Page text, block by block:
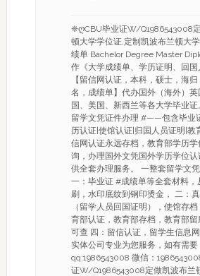
❈ღCBU毕业证W/Q1986543008
顿大学学位证,定制凯波布兰顿大
绩单 Bachelor Degree Master
作《大学成绩单、学历证明、回国
【留信网认证，本科，硕士，海
名，成绩单】代办国外（海外）英
国、美国、新西兰等各大学毕业
留学文凭证件办理 #——包含毕业
历认证|使馆认证|归国人员证明|教
信网认证永远存档，教育部学历学
询，办理国外文凭国外学历学位
供全套办理服务。 一整套留学文凭
一：毕业证 #成绩单等全套材料，
刷，水印底纹到钢印烫金， 二：
（留学人员回国证明），使馆存
育部认证，教育部存档，教育部留
可查 四：留信认证，留学生信息
实体公司专业为您服务，如有需要
qq:1986543008 微信：
证W/Q1986543008定做凯波布兰